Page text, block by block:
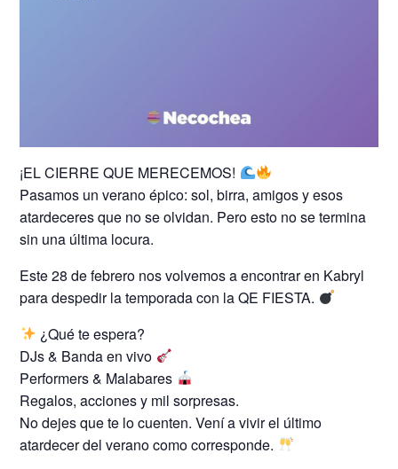
¡EL CIERRE QUE MERECEMOS!
Pasamos un verano épico: sol, birra, amigos y esos
atardeceres que no se olvidan. Pero esto no se termina
sin una última locura.
Este 28 de febrero nos volvemos a encontrar en Kabryl
para despedir la temporada con la QE FIESTA.
¿Qué te espera?
DJs & Banda en vivo
Performers & Malabares
Regalos, acciones y mil sorpresas.
No dejes que te lo cuenten. Vení a vivir el último
atardecer del verano como corresponde.